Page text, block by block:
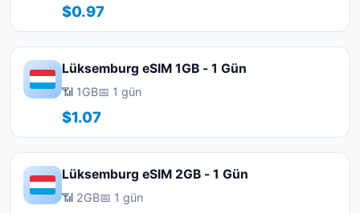
$0.97
Lüksemburg eSIM 1GB - 1 Gün
📶 1GB📅 1 gün
$1.07
Lüksemburg eSIM 2GB - 1 Gün
📶 2GB📅 1 gün